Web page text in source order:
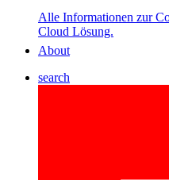
Alle Informationen zur
Cloud Lösung.
About
search